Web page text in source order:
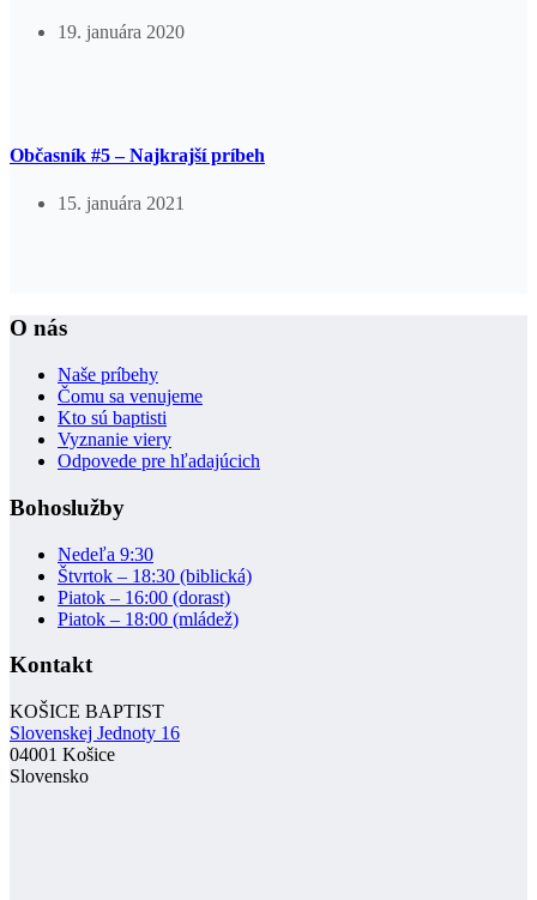
19. januára 2020
Občasník #5 – Najkrajší príbeh
15. januára 2021
O nás
Naše príbehy
Čomu sa venujeme
Kto sú baptisti
Vyznanie viery
Odpovede pre hľadajúcich
Bohoslužby
Nedeľa 9:30
Štvrtok – 18:30 (biblická)
Piatok – 16:00 (dorast)
Piatok – 18:00 (mládež)
Kontakt
KOŠICE BAPTIST
Slovenskej Jednoty 16
04001 Košice
Slovensko